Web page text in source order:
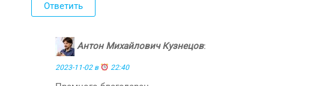
Ответить
Антон Михайлович Кузнецов:
2023-11-02 в 22:40